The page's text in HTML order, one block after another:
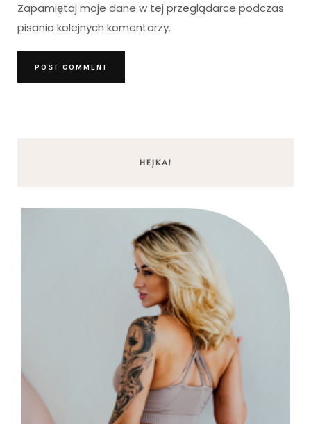
Zapamiętaj moje dane w tej przeglądarce podczas
pisania kolejnych komentarzy.
HEJKA!